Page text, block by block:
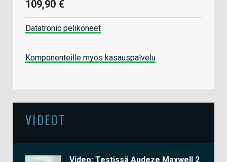
109,90 €
Datatronic pelikoneet
Komponenteille myös kasauspalvelu
VIDEOT
Video: Testissä Audeze Maxwell 2